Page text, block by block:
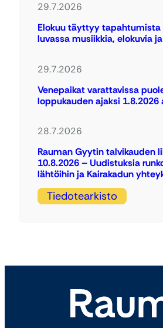
29.7.2026
Elokuu täyttyy tapahtumista
luvassa musiikkia, elokuvia
29.7.2026
Venepaikat varattavissa
loppukauden ajaksi 1.8.2026
28.7.2026
Rauman Gyytin talvikauden
10.8.2026 – Uudistuksia
lähtöihin ja Kairakadun
Tiedotearkisto